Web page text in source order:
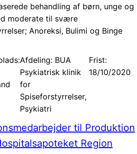
behandling af børn, unge og
moderate til svære
Anoreksi, Bulimi og Binge
Afdeling: BUA
Psykiatrisk klinik
for
Spiseforstyrrelser,
Psykiatri
Frist:
18/10/2020
til Produktion
Region